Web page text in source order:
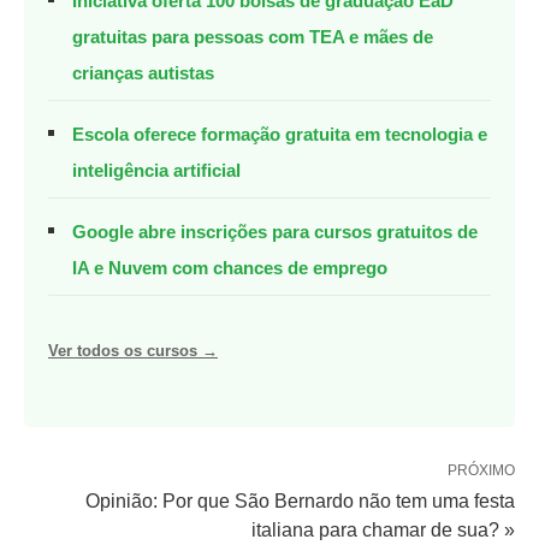
gratuitas para pessoas com TEA e mães de
crianças autistas
Escola oferece formação gratuita em tecnologia e
inteligência artificial
Google abre inscrições para cursos gratuitos de
IA e Nuvem com chances de emprego
Ver todos os cursos →
PRÓXIMO
Opinião: Por que São Bernardo não tem uma festa
italiana para chamar de sua? »